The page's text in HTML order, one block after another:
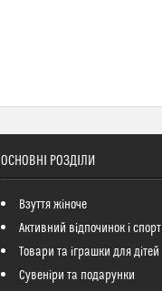
ОСНОВНІ РОЗДІЛИ
Взуття жіноче
Активний відпочинок і спорт
Товари та іграшки для дітей
Сувеніри та подарунки